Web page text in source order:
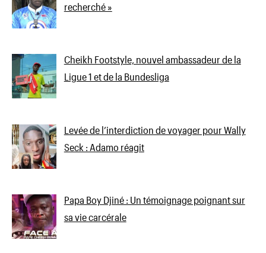
recherché »
Cheikh Footstyle, nouvel ambassadeur de la
Ligue 1 et de la Bundesliga
Levée de l’interdiction de voyager pour Wally
Seck : Adamo réagit
Papa Boy Djiné : Un témoignage poignant sur
sa vie carcérale